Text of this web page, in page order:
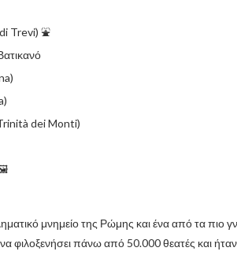
Trevi) ⛲
dei Monti)
μνημείο της Ρώμης και ένα από τα
φιλοξενήσει πάνω από 50.000 θεατές και